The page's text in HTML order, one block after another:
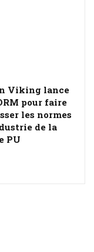
Viking lance
pour faire
les normes
de la
PU